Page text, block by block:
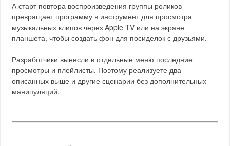
А старт повтора воспроизведения группы роликов
превращает программу в инструмент для просмотра
музыкальных клипов через Apple TV или на экране
планшета, чтобы создать фон для посиделок с друзьями.
Разработчики вынесли в отдельные меню последние
просмотры и плейлисты. Поэтому реализуете два
описанных выше и другие сценарии без дополнительных
манипуляций.